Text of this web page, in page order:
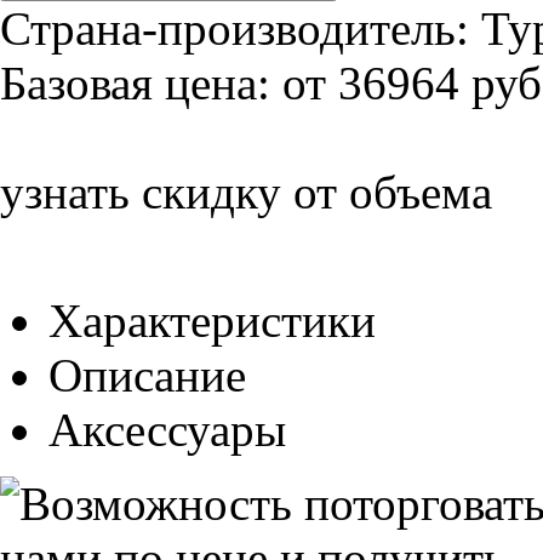
Страна-производитель:
Базовая цена: от 36964
узнать скидку от объема
Характеристики
Описание
Аксессуары